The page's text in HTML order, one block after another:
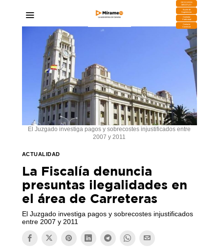
DESCARGA
MIRAPLAY
Buzón de
Sugerencias
Contratar
Publicidad
Contacto
Comercial
El Juzgado investiga pagos y sobrecostes injustificados entre
2007 y 2011
ACTUALIDAD
La Fiscalía denuncia
presuntas ilegalidades en
el área de Carreteras
El Juzgado investiga pagos y sobrecostes injustificados
entre 2007 y 2011